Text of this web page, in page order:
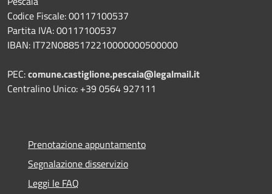
Codice Fiscale: 00117100537
Partita IVA: 00117100537
IBAN: IT72N0885172210000000500000
PEC:comune.castiglione.pescaia@legalmail.it
Centralino Unico: +39 0564 927111
Prenotazione appuntamento
Segnalazione disservizio
Leggi le FAQ